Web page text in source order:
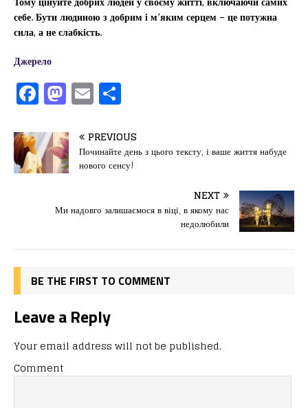
себе. Бути людиною з добрим і м’яким серцем – це потужна
сила, а не слабкість.
Джерело
F
a
c
e
b
M
a
st
o
d
o
n
E
m
ai
l
іл
и
т
ис
я
PREVIOUS
Починайте день з цього тексту, і ваше життя набуде
нового сенсу!
NEXT
Ми надовго залишаємося в віці, в якому нас
недолюбили
BE THE FIRST TO COMMENT
Leave a Reply
Your email address will not be published.
Comment